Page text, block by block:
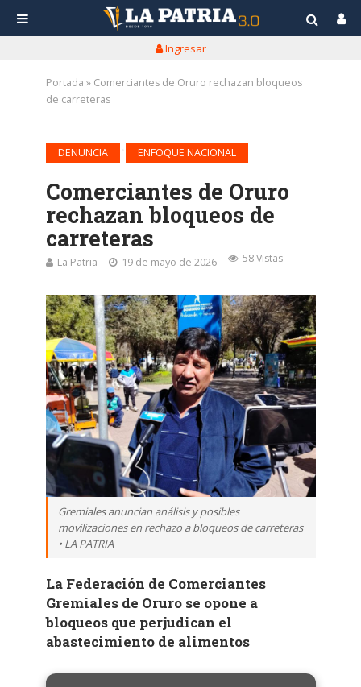
Ingresar
Portada » Comerciantes de Oruro rechazan bloqueos
de carreteras
DENUNCIA ENFOQUE NACIONAL
Comerciantes de Oruro
rechazan bloqueos de
carreteras
La Patria 19 de mayo de 2026 58 Vistas
Gremiales anuncian análisis y posibles
movilizaciones en rechazo a bloqueos de carreteras
• LA PATRIA
La Federación de Comerciantes
Gremiales de Oruro se opone a
bloqueos que perjudican el
abastecimiento de alimentos